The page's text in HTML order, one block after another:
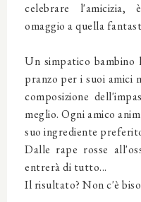
celebrare l'amicizia,
omaggio a quella
Un simpatico
pranzo per i suoi amici
composizione
meglio. Ogni amico
suo ingrediente
Dalle rape rosse
entrerà di tutto...
Il risultato? Non c'è